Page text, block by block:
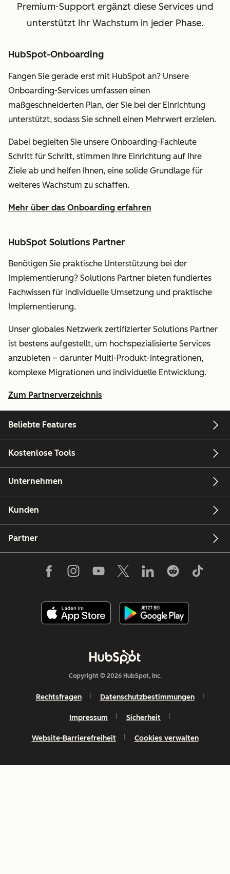
Premium-Support ergänzt diese Services und
unterstützt Ihr Wachstum in jeder Phase.
HubSpot-Onboarding
Fangen Sie gerade erst mit HubSpot an? Unsere
Onboarding-Services umfassen einen
maßgeschneiderten Plan, der Sie bei der Einrichtung
unterstützt, sodass Sie schnell einen Mehrwert erzielen.
Dabei begleiten Sie unsere Onboarding-Fachleute
Schritt für Schritt, stimmen Ihre Einrichtung auf Ihre
Ziele ab und helfen Ihnen, eine solide Grundlage für
weiteres Wachstum zu schaffen.
Mehr über das Onboarding erfahren
HubSpot Solutions Partner
Benötigen Sie praktische Unterstützung bei der
Implementierung? Solutions Partner bieten fundiertes
Fachwissen für individuelle Umsetzung und praktische
Implementierung.
Unser globales Netzwerk zertifizierter Solutions Partner
ist bestens aufgestellt, um hochspezialisierte Services
anzubieten – darunter Multi-Produkt-Integrationen,
komplexe Migrationen und individuelle Entwicklung.
Zum Partnerverzeichnis
Beliebte Features
Kostenlose Tools
Unternehmen
Kunden
Partner
Copyright © 2026 HubSpot, Inc.
Rechtsfragen Datenschutzbestimmungen
Impressum Sicherheit
Website-Barrierefreiheit Cookies verwalten